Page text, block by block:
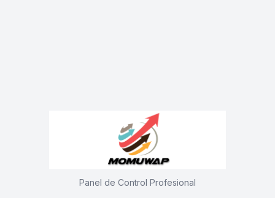
Panel de Control Profesional